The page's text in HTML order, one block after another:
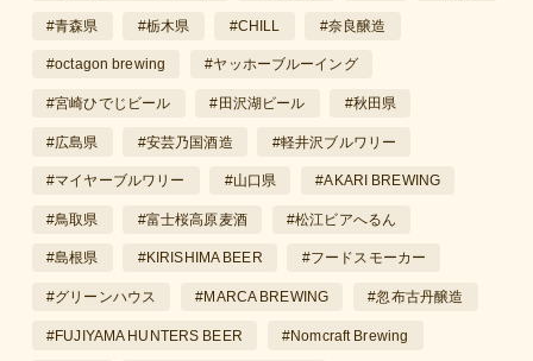
#青森県 #栃木県 #CHILL #奈良醸造
#octagon brewing #ヤッホーブルーイング
#宮崎ひでじビール #田沢湖ビール #秋田県
#広島県 #安芸乃国酒造 #軽井沢ブルワリー
#マイヤーブルワリー #山口県 #AKARI BREWING
#鳥取県 #富士桜高原麦酒 #松江ビアへるん
#島根県 #KIRISHIMA BEER #フードスモーカー
#グリーンハウス #MARCA BREWING #忽布古丹醸造
#FUJIYAMA HUNTERS BEER #Nomcraft Brewing